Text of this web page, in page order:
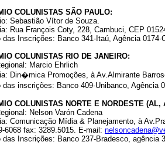
COLUNISTAS SÃO PAULO:
Sebastião Vítor de Souza.
Rua François Coty, 228, Cambuci, CEP
das Inscrições: Banco 341-Itaú, Agência
COLUNISTAS RIO DE JANEIRO:
Marcio Ehrlich
Din�mica Promoções, à Av.Almirante
das inscrições: Banco 409-Unibanco,
COLUNISTAS NORTE E NORDESTE
Nelson Varón Cadena
Comunicação Mídia & Planejamento, à
6068 fax: 3289.5015. E-mail:
das Inscrições: Banco 237-Bradesco, agência